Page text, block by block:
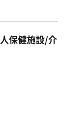
保健施設/介